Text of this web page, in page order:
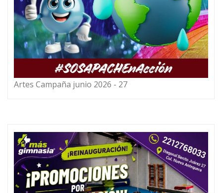
Artes Campaña junio 2026 - 27